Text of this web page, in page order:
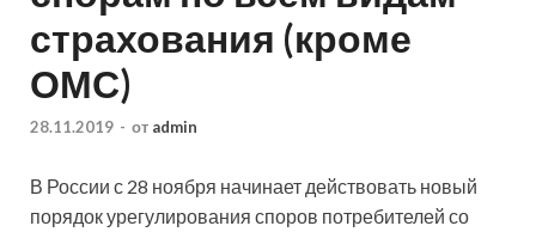
страхования (кроме
ОМС)
28.11.2019 - от admin
В России с 28 ноября начинает действовать новый
порядок урегулирования споров потребителей со